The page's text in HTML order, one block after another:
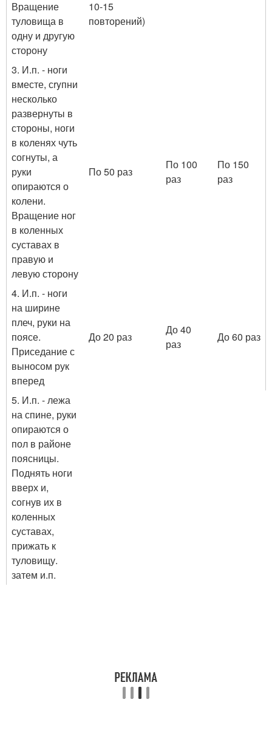
Вращение
туловища в
одну и другую
сторону
10-15
повторений)
3. И.п. - ноги
вместе, сryпни
несколько
развернуты в
стороны, ноги
в коленях чуть
согнуты, а
руки
опираются о
колени.
Вращение ног
в коленных
суставах в
правую и
левую сторону
По 50 раз
По 100
раз
По 150
раз
4. И.п. - ноги
на ширине
плеч, руки на
поясе.
Приседание с
выносом рук
вперед
До 20 раз
До 40
раз
До 60 раз
5. И.п. - лежа
на спине, руки
опираются о
пол в районе
поясницы.
Поднять ноги
вверх и,
согнув их в
коленных
суставах,
прижать к
туловищу.
затем и.п.